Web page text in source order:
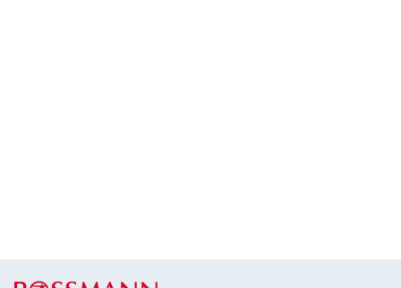
Lábléc